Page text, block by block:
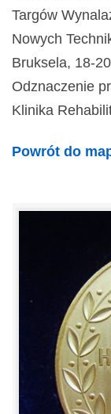
Targów
Nowych
Bruksela, 18-
Odznaczenie
Klinika
Powrót do